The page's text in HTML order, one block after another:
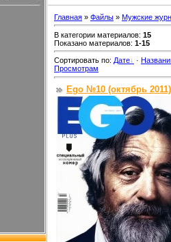
Главная » Файлы » Мужские
В категории материалов: 15
Показано материалов: 1-15
Сортировать по: Дате ·
Просмотрам
Ego №10 (октябрь 2011)